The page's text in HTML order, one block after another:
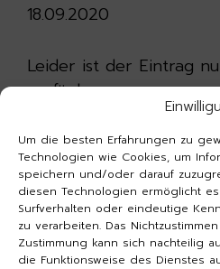
Um die besten Erfahrungen zu
Technologien wie Cookies, um
speichern und/oder darauf
diesen Technologien ermöglicht
Surfverhalten oder eindeutige
zu verarbeiten. Das
Zustimmung kann sich nachteilig
die Funktionsweise des Dienstes
18.09.2020
Leider ist der Eintrag
verfügbar.